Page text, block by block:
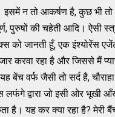
इसमें न तो आकर्षण है, कुछ भी तो
पुरुषों की चहेती आदि। ऐसी
को जानती हूँ, एक इंश्योरेंस
करवा रहा है और जिससे मैं
बेंच वर्फ जैसी तो सर्द है,
द्वारा जो इसी ओर भूखी
है। यह कर क्या रहा है?